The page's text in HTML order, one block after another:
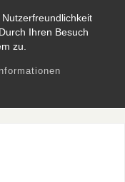
Ihren Besuch
zu.
UND SOFTBALL IN